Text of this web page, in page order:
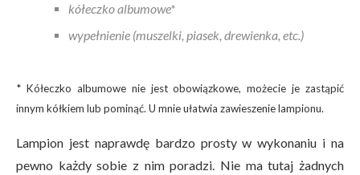
kółeczko albumowe*
wypełnienie (muszelki, piasek, drewienka, etc.)
* Kółeczko albumowe nie jest obowiązkowe, możecie je zastąpić
innym kółkiem lub pominąć. U mnie ułatwia zawieszenie lampionu.
Lampion jest naprawdę bardzo prosty w wykonaniu i na
pewno każdy sobie z nim poradzi. Nie ma tutaj żadnych